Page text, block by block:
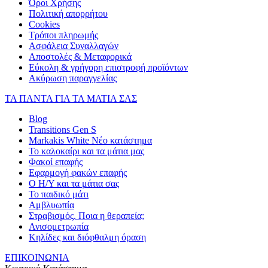
Όροι Χρήσης
Πολιτική απορρήτου
Cookies
Τρόποι πληρωμής
Ασφάλεια Συναλλαγών
Αποστολές & Μεταφορικά
Εύκολη & γρήγορη επιστροφή προϊόντων
Ακύρωση παραγγελίας
ΤΑ ΠΑΝΤΑ ΓΙΑ ΤΑ ΜΑΤΙΑ ΣΑΣ
Blog
Transitions Gen S
Markakis White Νέο κατάστημα
Το καλοκαίρι και τα μάτια μας
Φακοί επαφής
Εφαρμογή φακών επαφής
Ο Η/Υ και τα μάτια σας
Το παιδικό μάτι
Αμβλυωπία
Στραβισμός. Ποια η θεραπεία;
Ανισομετρωπία
Κηλίδες και διόφθαλμη όραση
ΕΠΙΚΟΙΝΩΝΙΑ